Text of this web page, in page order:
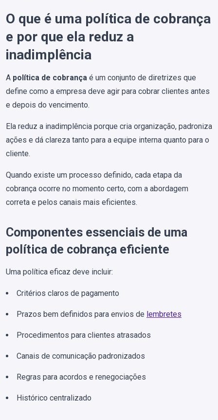
O que é uma política de cobrança
e por que ela reduz a
inadimplência
A política de cobrança é um conjunto de diretrizes que
define como a empresa deve agir para cobrar clientes antes
e depois do vencimento.
Ela reduz a inadimplência porque cria organização, padroniza
ações e dá clareza tanto para a equipe interna quanto para o
cliente.
Quando existe um processo definido, cada etapa da
cobrança ocorre no momento certo, com a abordagem
correta e pelos canais mais eficientes.
Componentes essenciais de uma
política de cobrança eficiente
Uma política eficaz deve incluir:
Critérios claros de pagamento
Prazos bem definidos para envios de lembretes
Procedimentos para clientes atrasados
Canais de comunicação padronizados
Regras para acordos e renegociações
Histórico centralizado